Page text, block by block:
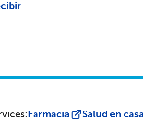
Farmacia Salud en casa